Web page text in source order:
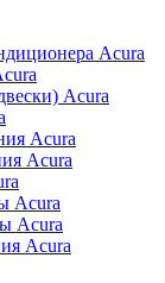
Acura
Acura
Acura
Acura
Acura
Acura
Acura